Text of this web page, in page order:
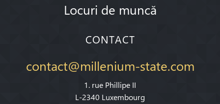
Locuri de muncă
CONTACT
contact@millenium-state.com
1. rue Phillipe II
L-2340 Luxembourg